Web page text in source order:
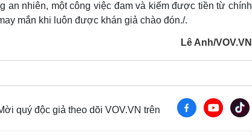
an nhiên, một công việc đam và kiếm được tiền từ chính
mắn khi luôn được khán giả chào đón./.
Lê Anh/VOV.VN
quý độc giả theo dõi VOV.VN trên